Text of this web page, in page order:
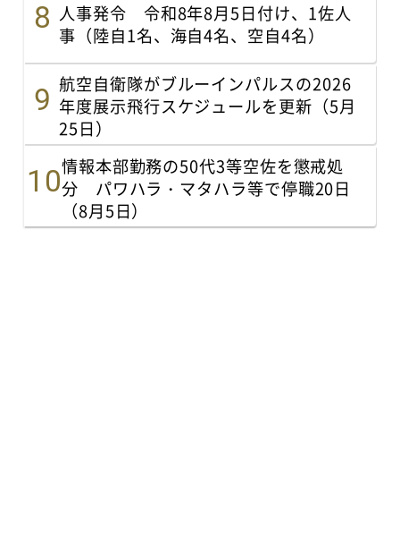
人事発令 令和8年8月5日付け、1佐人
事（陸自1名、海自4名、空自4名）
航空自衛隊がブルーインパルスの2026
年度展示飛行スケジュールを更新（5月
25日）
情報本部勤務の50代3等空佐を懲戒処
分 パワハラ・マタハラ等で停職20日
（8月5日）